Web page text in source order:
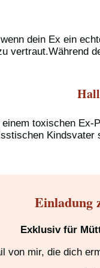
dein Ex ein
vertraut.Während
toxischen
Einladung
Exklusiv für
von mir, die dich